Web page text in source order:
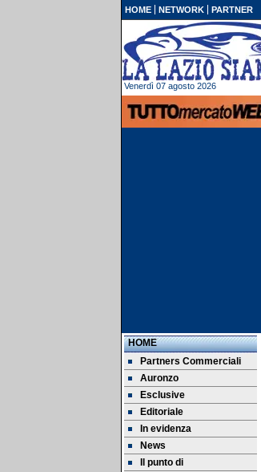
HOME NETWORK PARTNER
Venerdì 07 agosto 2026
HOME
Partners Commerciali
Auronzo
Esclusive
Editoriale
In evidenza
News
Il punto di